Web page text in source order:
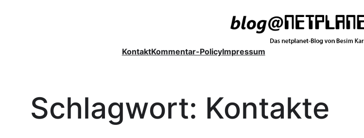
KontaktKommentar-PolicyImpressum
Schlagwort: Kontakte